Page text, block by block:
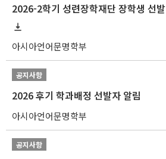
2026-2학기 성련장학재단 장학생 선
아시아언어문명학부
공지사항
2026 후기 학과배정 선발자 알림
아시아언어문명학부
공지사항